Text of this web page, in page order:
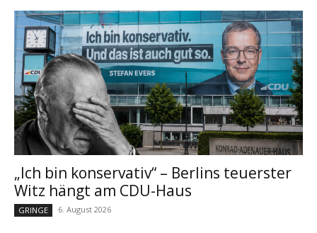
„Ich bin konservativ“ – Berlins teuerster
Witz hängt am CDU-Haus
GRINGE 6. August 2026